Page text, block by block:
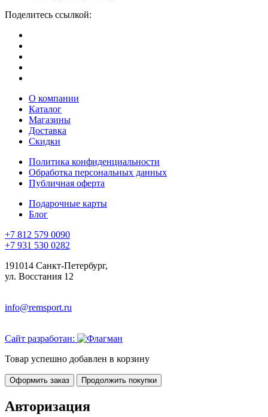
Поделитесь ссылкой:
О компании
Каталог
Магазины
Доставка
Скидки
Политика конфиденциальности
Обработка персональных данных
Публичная оферта
Подарочные карты
Блог
+7 812 579 0090
+7 931 530 0282
191014 Санкт-Петербург,
ул. Восстания 12
info@remsport.ru
Сайт разработан:
Товар успешно добавлен в корзину
Оформить заказ Продолжить покупки
Авторизация